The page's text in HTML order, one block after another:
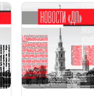
самым
мае и июне
переплатить
тарифов также